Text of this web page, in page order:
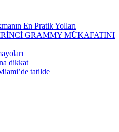
En Pratik Yolları
GRAMMY MÜKAFATINI
dikkat
tatilde